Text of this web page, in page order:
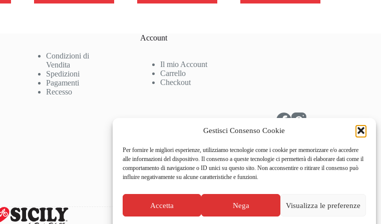
Gestisci Consenso Cookie
Per fornire le migliori esperienze, utilizziamo tecnologie come i cookie per memorizzare e/o accedere
alle informazioni del dispositivo. Il consenso a queste tecnologie ci permetterà di elaborare dati come il
comportamento di navigazione o ID unici su questo sito. Non acconsentire o ritirare il consenso può
influire negativamente su alcune caratteristiche e funzioni.
Accetta Nega Visualizza le preferenze
Condizioni di
Vendita
Spedizioni
Pagamenti
Recesso
Account
Il mio Account
Carrello
Checkout